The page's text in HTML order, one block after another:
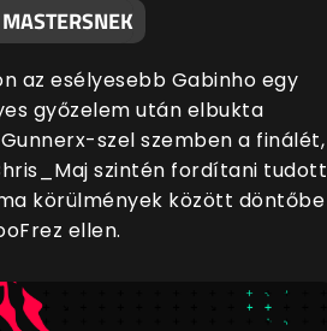
az esélyesebb Gabinho egy
győzelem után elbukta
szel szemben a finálét,
szintén fordítani tudott
körülmények között döntőbe
ellen.